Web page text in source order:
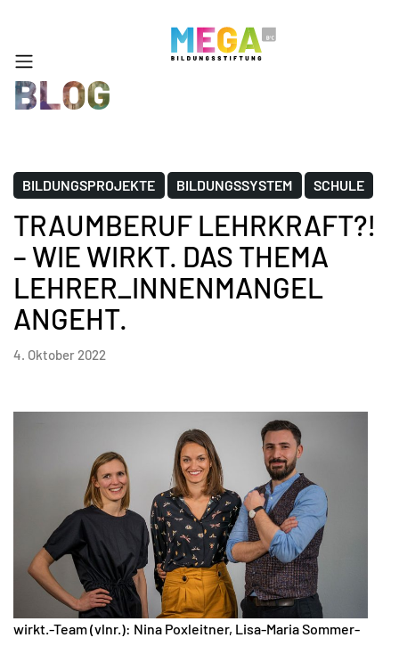
BLOG
BILDUNGSPROJEKTE BILDUNGSSYSTEM SCHULE
TRAUMBERUF LEHRKRAFT?!
– WIE WIRKT. DAS THEMA
LEHRER_INNENMANGEL
ANGEHT.
4. Oktober 2022
wirkt.-Team (vlnr.): Nina Poxleitner, Lisa-Maria Sommer-